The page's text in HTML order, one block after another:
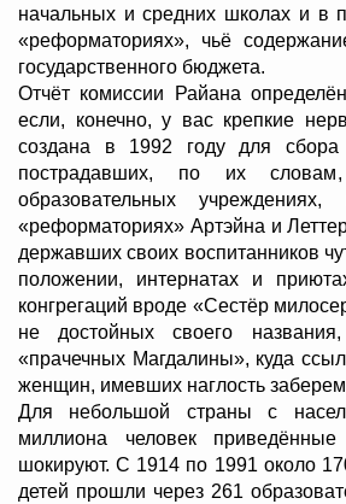
начальных и средних школах и в
«реформаториях», чьё
государственного бюджета.
Отчёт комиссии Райана
если, конечно, у вас крепкие
создана в 1992 году для сбора
пострадавших, по их
образовательных
«реформаториях» Артэйна и
державших своих воспитанников
положении, интернатах и
конгрегаций вроде «Сестёр
не достойных своего
«прачечных Магдалины», куда
женщин, имевших наглость
Для небольшой страны с
миллиона человек
шокируют. С 1914 по 1991 около
детей прошли через 261